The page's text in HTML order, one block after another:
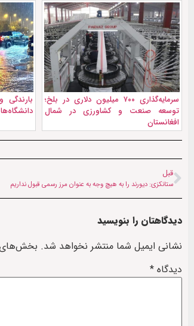
سرمایه‌گذاری ۷۰۰ میلیون دلاری در بلخ؛
توسعه صنعت و کشاورزی در شمال
افغانستان
قبل
ستانکزی: دیورند را به هیچ وجه به‌‌ عنوان مرز رسمی قبول نداریم
دیدگاهتان را بنویسید
نشانی ایمیل شما منتشر نخواهد شد. بخش‌های
دیدگاه *